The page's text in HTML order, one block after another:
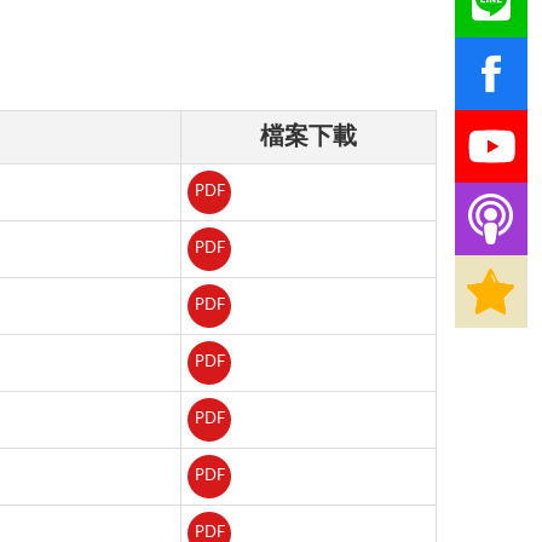
檔案下載
PDF
PDF
PDF
PDF
PDF
PDF
PDF